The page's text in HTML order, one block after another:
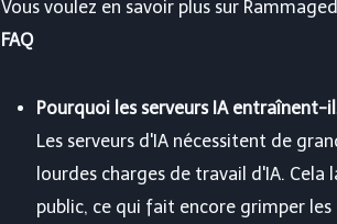
Vous voulez en savoir plus sur
FAQ
Pourquoi les serveurs IA entraînent-
Les serveurs d'IA nécessitent de
lourdes charges de travail d'IA.
public, ce qui fait encore grimper les